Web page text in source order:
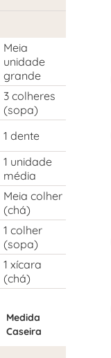
Meia
unidade
grande
3 colheres
(sopa)
1 dente
1 unidade
média
Meia colher
(chá)
1 colher
(sopa)
1 xícara
(chá)
Medida
Caseira